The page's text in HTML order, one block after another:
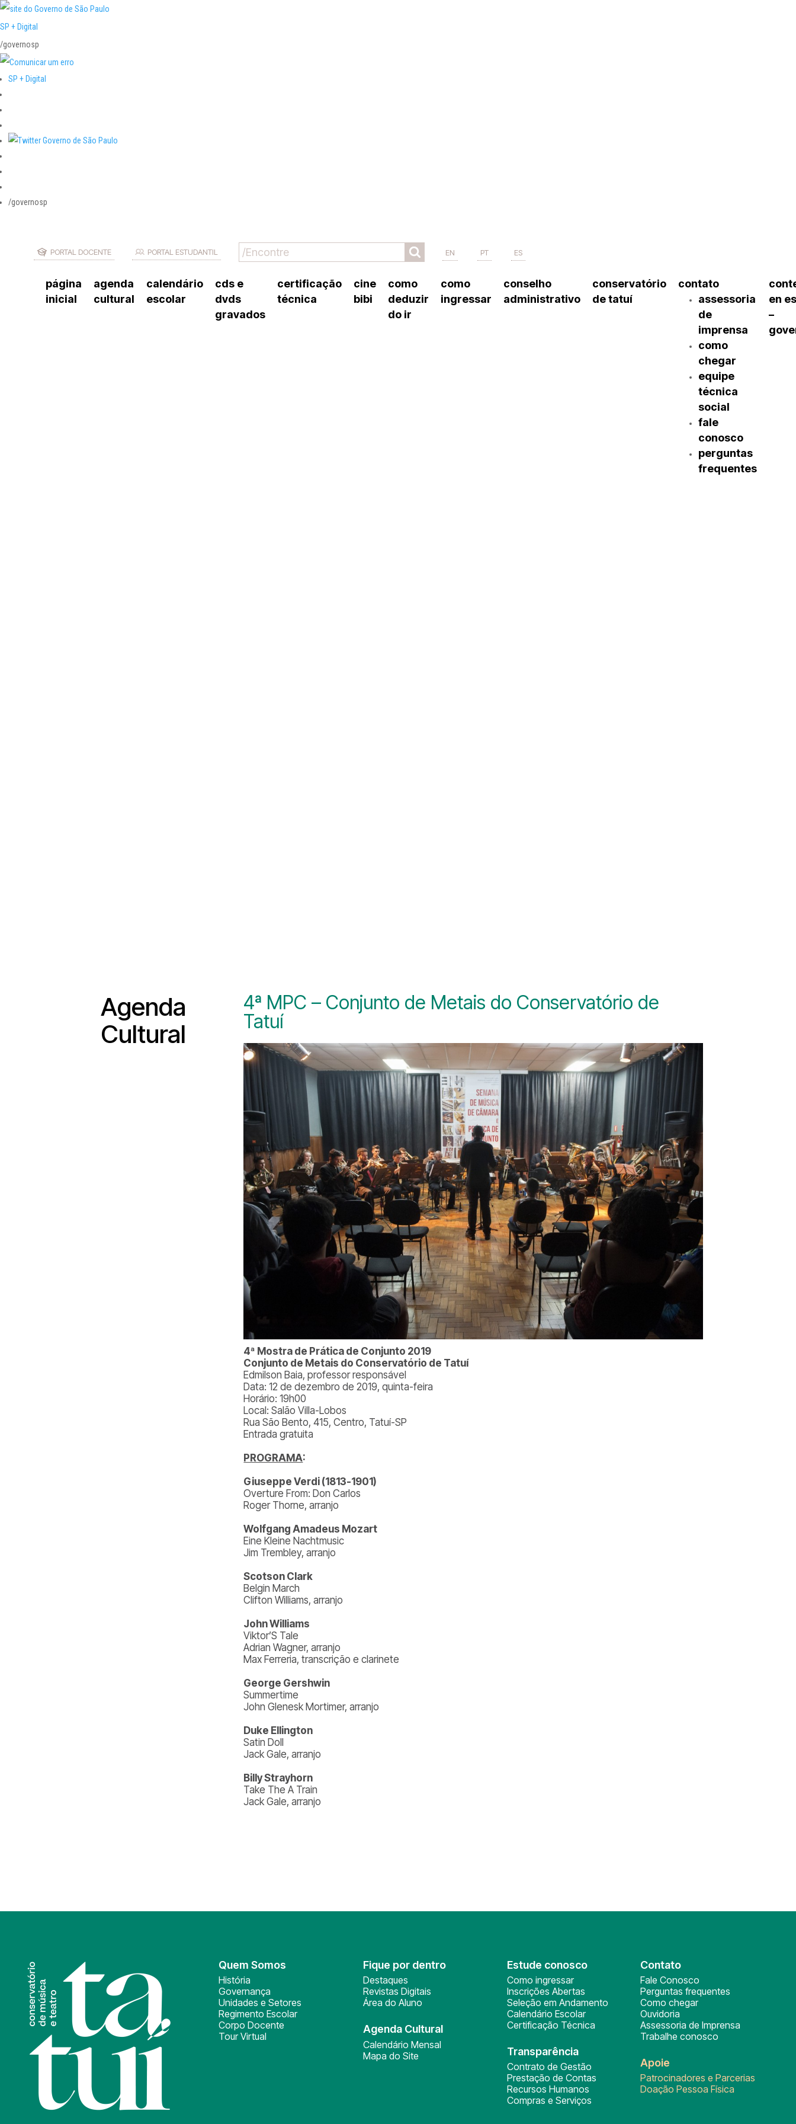
SP + Digital
/governosp
SP + Digital
/governosp
PORTAL DOCENTE PORTAL ESTUDANTIL EN PT ES
página
inicial
agenda
cultural
calendário
escolar
cds e
dvds
gravados
certificação
técnica
cine
bibi
como
deduzir
do ir
como
ingressar
conselho
administrativo
conservatório
de tatuí
contato
assessoria
de
imprensa
como
chegar
equipe
técnica
social
fale
conosco
perguntas
frequentes
en
–
Agenda
Cultural
4ª MPC – Conjunto de Metais do Conservatório de
Tatuí
4ª Mostra de Prática de Conjunto 2019
Conjunto de Metais do Conservatório de Tatuí
Edmilson Baia, professor responsável
Data: 12 de dezembro de 2019, quinta-feira
Horário: 19h00
Local: Salão Villa-Lobos
Rua São Bento, 415, Centro, Tatuí-SP
Entrada gratuita
PROGRAMA:
Giuseppe Verdi (1813-1901)
Overture From: Don Carlos
Roger Thorne, arranjo
Wolfgang Amadeus Mozart
Eine Kleine Nachtmusic
Jim Trembley, arranjo
Scotson Clark
Belgin March
Clifton Williams, arranjo
John Williams
Viktor’S Tale
Adrian Wagner, arranjo
Max Ferreria, transcrição e clarinete
George Gershwin
Summertime
John Glenesk Mortimer, arranjo
Duke Ellington
Satin Doll
Jack Gale, arranjo
Billy Strayhorn
Take The A Train
Jack Gale, arranjo
Quem Somos
História
Governança
Unidades e Setores
Regimento Escolar
Corpo Docente
Tour Virtual
Fique por dentro
Destaques
Revistas Digitais
Área do Aluno
Agenda Cultural
Calendário Mensal
Mapa do Site
Estude conosco
Como ingressar
Inscrições Abertas
Seleção em Andamento
Calendário Escolar
Certificação Técnica
Transparência
Contrato de Gestão
Prestação de Contas
Recursos Humanos
Compras e Serviços
Contato
Fale Conosco
Perguntas frequentes
Como chegar
Ouvidoria
Assessoria de Imprensa
Trabalhe conosco
Apoie
Patrocinadores e Parcerias
Doação Pessoa Física